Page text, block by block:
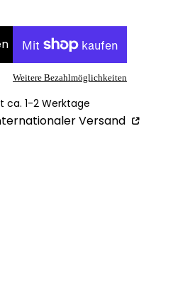
Weitere Bezahlmöglichkeiten
ca. 1-2 Werktage
Versand